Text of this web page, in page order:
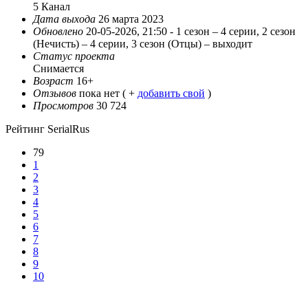
5 Канал
Дата выхода 26 марта 2023
Обновлено 20-05-2026, 21:50 - 1 сезон – 4 серии, 2 сезон
(Нечисть) – 4 серии, 3 сезон (Отцы) – выходит
Статус проекта
Снимается
Возраст 16+
Отзывов пока нет ( + добавить свой )
Просмотров 30 724
Рейтинг SerialRus
79
1
2
3
4
5
6
7
8
9
10